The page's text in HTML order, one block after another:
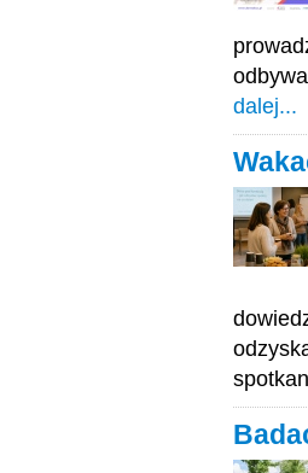
dalej...